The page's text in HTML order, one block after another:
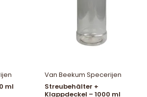
ml
Van Beekum Specerijen
Streubehälter +
Klappdeckel – 1000 ml